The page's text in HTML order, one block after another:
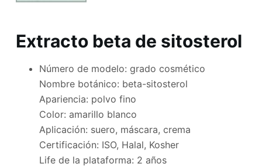
Extracto beta de sitosterol
Número de modelo: grado cosmético
Nombre botánico: beta-sitosterol
Apariencia: polvo fino
Color: amarillo blanco
Aplicación: suero, máscara, crema
Certificación: ISO, Halal, Kosher
Life de la plataforma: 2 años